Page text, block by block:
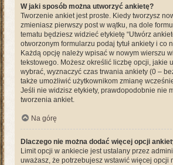
W jaki sposób można utworzyć ankietę?
Tworzenie ankiet jest proste. Kiedy tworzysz
zmieniasz pierwszy post w wątku, na dole
tematu będziesz widzieć etykietę “Utwórz
otworzonym formularzu podaj tytuł ankiety i co
Każdą opcję należy wpisać w nowym wierszu
tekstowego. Możesz określić liczbę opcji, jakie
wybrać, wyznaczyć czas trwania ankiety (0 –
także umożliwić użytkownikom zmianę
Jeśli nie widzisz etykiety, prawdopodobnie nie
tworzenia ankiet.
Na górę
Dlaczego nie można dodać więcej opcji
Limit opcji w ankiecie jest ustalany przez
uważasz, że potrzebujesz wstawić więcej opcji